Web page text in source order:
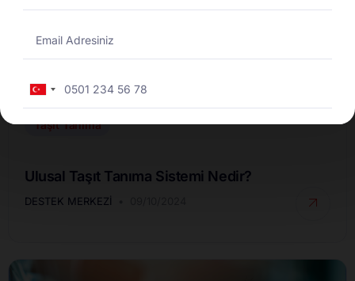
Taşıt Tanıma
Ulusal Taşıt Tanıma Sistemi Nedir?
DESTEK MERKEZI
Turkey
+90